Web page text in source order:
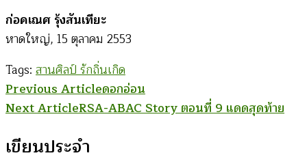
ก่อคเณศ รุ้งสันเทียะ
หาดใหญ่, 15 ตุลาคม 2553
Tags: สานศิลป์ รักถิ่นเกิด
Post
Navigation
Previous Articleดอกอ่อน
Next ArticleRSA-ABAC Story ตอนที่ 9 แดดสุดท้าย
เขียนประจำ